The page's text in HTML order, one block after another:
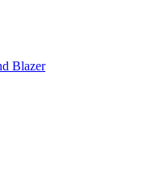
Blazer